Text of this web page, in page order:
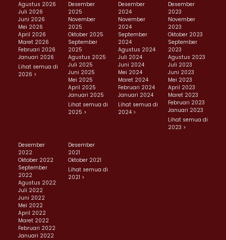
Agustus 2026
Juli 2026
Juni 2026
Mei 2026
April 2026
Maret 2026
Februari 2026
Januari 2026
Lihat semua di
2026 >
Desember
2025
November
2025
Oktober 2025
September
2025
Agustus 2025
Juli 2025
Juni 2025
Mei 2025
April 2025
Januari 2025
Lihat semua di
2025 >
Desember
2024
November
2024
September
2024
Agustus 2024
Juli 2024
Juni 2024
Mei 2024
Maret 2024
Februari 2024
Januari 2024
Lihat semua di
2024 >
Desember
2023
November
2023
Oktober 2023
September
2023
Agustus 2023
Juli 2023
Juni 2023
Mei 2023
April 2023
Maret 2023
Februari 2023
Januari 2023
Lihat semua di
2023 >
Desember
2022
Oktober 2022
September
2022
Agustus 2022
Juli 2022
Juni 2022
Mei 2022
April 2022
Maret 2022
Februari 2022
Januari 2022
Desember
2021
Oktober 2021
Lihat semua di
2021 >